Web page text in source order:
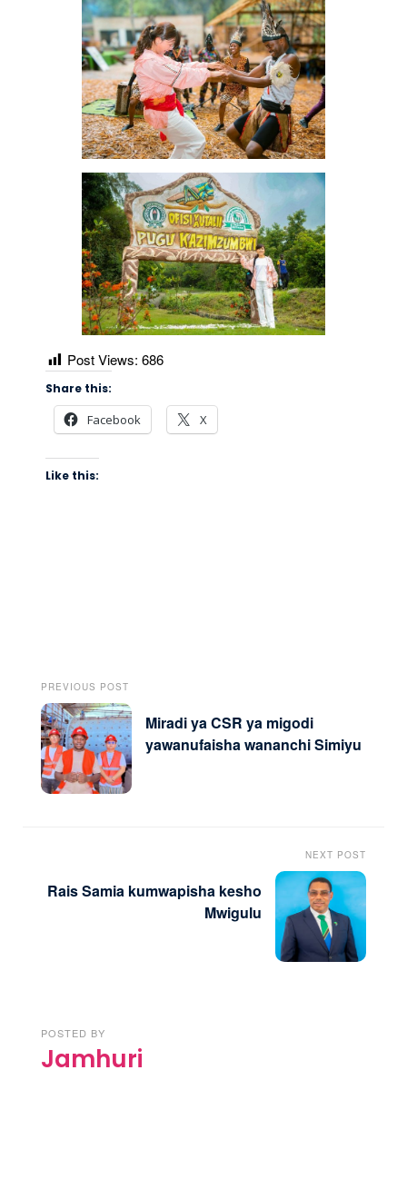
Post Views: 686
Share this:
Facebook X
Like this:
PREVIOUS POST
Miradi ya CSR ya migodi
yawanufaisha wananchi Simiyu
NEXT POST
Rais Samia kumwapisha kesho
Mwigulu
POSTED BY
Jamhuri